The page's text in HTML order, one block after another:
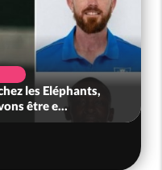
les Eléphants,
être e...